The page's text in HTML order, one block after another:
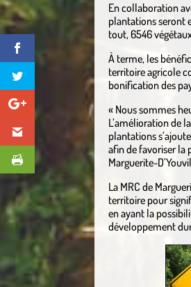
En collaboration
plantations seront
tout, 6546
À terme, les
territoire agricole
bonification des
« Nous sommes
L’amélioration de
plantations
afin de favoriser la
Marguerite-
La MRC de
territoire pour
en ayant la
développement